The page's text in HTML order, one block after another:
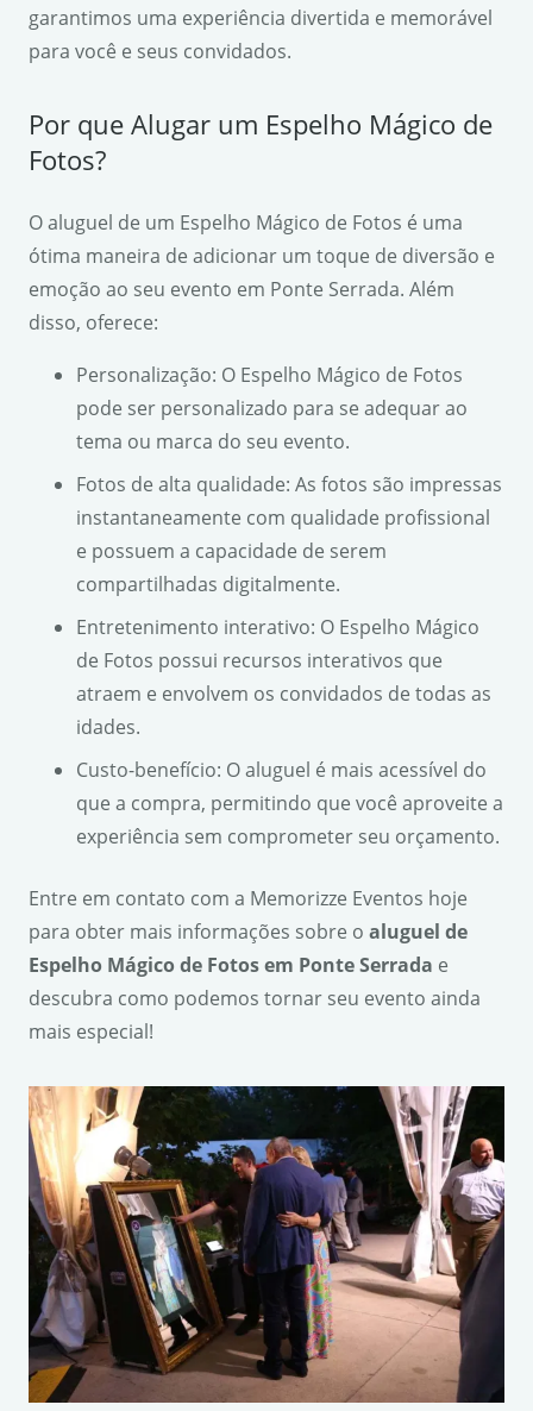
garantimos uma experiência divertida e memorável
para você e seus convidados.
Por que Alugar um Espelho Mágico de
Fotos?
O aluguel de um Espelho Mágico de Fotos é uma
ótima maneira de adicionar um toque de diversão e
emoção ao seu evento em Ponte Serrada. Além
disso, oferece:
Personalização: O Espelho Mágico de Fotos
pode ser personalizado para se adequar ao
tema ou marca do seu evento.
Fotos de alta qualidade: As fotos são impressas
instantaneamente com qualidade profissional
e possuem a capacidade de serem
compartilhadas digitalmente.
Entretenimento interativo: O Espelho Mágico
de Fotos possui recursos interativos que
atraem e envolvem os convidados de todas as
idades.
Custo-benefício: O aluguel é mais acessível do
que a compra, permitindo que você aproveite a
experiência sem comprometer seu orçamento.
Entre em contato com a Memorizze Eventos hoje
para obter mais informações sobre o aluguel de
Espelho Mágico de Fotos em Ponte Serrada e
descubra como podemos tornar seu evento ainda
mais especial!